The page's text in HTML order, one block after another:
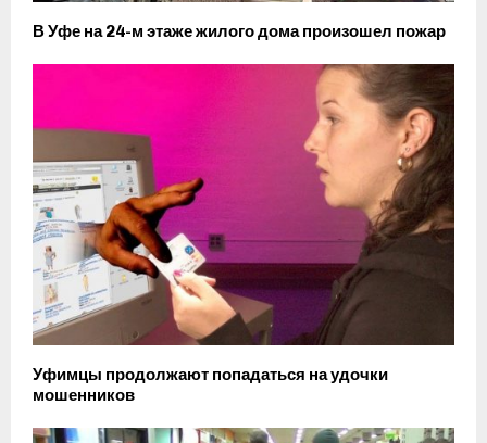
В Уфе на 24-м этаже жилого дома произошел пожар
Уфимцы продолжают попадаться на удочки
мошенников